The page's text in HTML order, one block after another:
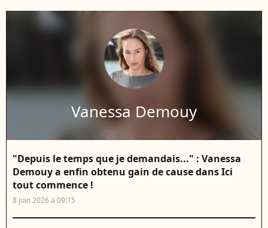
Vanessa Demouy
"Depuis le temps que je demandais..." : Vanessa
Demouy a enfin obtenu gain de cause dans Ici
tout commence !
8 juin 2026 à 09:15